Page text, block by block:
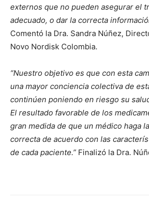
externos que no pueden asegurar el
adecuado, o dar la correcta
Comentó la Dra. Sandra Núñez,
Novo Nordisk Colombia.
“Nuestro objetivo es que con esta
una mayor conciencia colectiva de
continúen poniendo en riesgo su
El resultado favorable de los
gran medida de que un médico haga
correcta de acuerdo con las
de cada paciente.” Finalizó la Dra.